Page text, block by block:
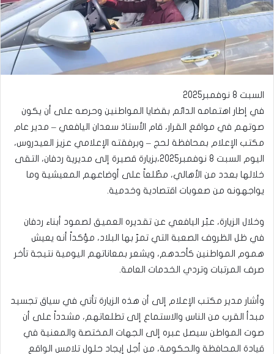
السبت 8 نوفمبر2025
في إطار اهتمامه الدائم بقضايا المواطنين وحرصه على أن يكون
صوتهم في مواقع القرار، قام الأستاذ سعدان اليافعي – مدير عام
مكتب الإعلام بمحافظة لحج – وبرفقته الإعلامي عزيز العيدروس،
اليوم السبت 8 نوفمبر2025،بزيارة قصيرة إلى مديرية ردفان، التقى
خلالها بعدد من الأهالي، مطّلعاً على أوضاعهم المعيشية وما
يواجهونه من صعوبات اقتصادية وخدمية.
وخلال الزيارة، عبّر اليافعي عن تقديره العميق لصمود أبناء ردفان
في ظل الظروف الصعبة التي تمرّ بها البلاد، مؤكداً أنه يعيش
هموم المواطنين كأحدهم، ويشعر بمعاناتهم اليومية نتيجة تأخر
صرف المرتبات وتردي الخدمات العامة.
وأشار مدير مكتب الإعلام إلى أن هذه الزيارة تأتي في سياق تجسيد
مبدأ القرب من الناس والاستماع إلى تطلعاتهم، مشدداً على أن
صوت المواطن سيصل عبره إلى الجهات المختصة والمعنية في
قيادة المحافظة والحكومة، من أجل إيجاد حلول تلامس الواقع